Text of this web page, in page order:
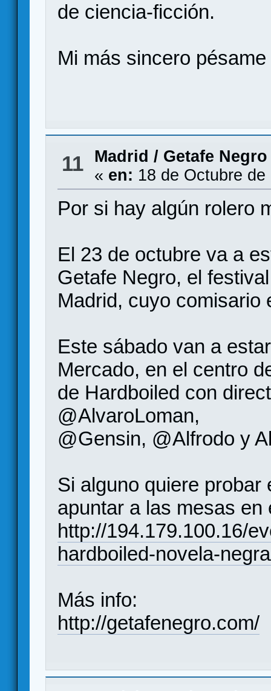
de ciencia-ficción.
Mi más sincero
11 Madrid / Getafe
« en: 18 de Octubre
Por si hay algún rolero
El 23 de octubre va a
Getafe Negro, el
Madrid, cuyo comisario
Este sábado van a
Mercado, en el centro
de Hardboiled con
@AlvaroLoman,
@Gensin, @Alfrodo y
Si alguno quiere probar
apuntar a las mesas en
http://194.179.100.16/
hardboiled-novela-
Más info:
http://getafenegro.com/